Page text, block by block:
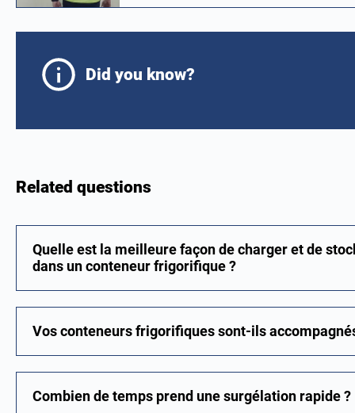
Did you know?
Related questions
Quelle est la meilleure façon de charger et de
dans un conteneur frigorifique ?
Vos conteneurs frigorifiques sont-ils
Combien de temps prend une surgélation rapide ?